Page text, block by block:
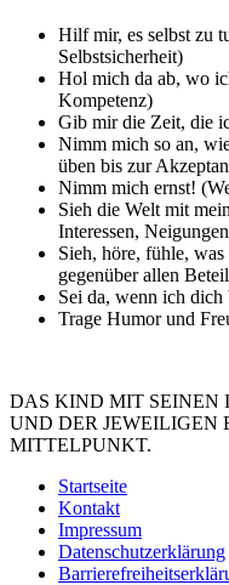
Hilf mir, es selbst zu
Selbstsicherheit)
Hol mich da ab, wo
Kompetenz)
Gib mir die Zeit, die
Nimm mich so an,
üben bis zur
Nimm mich ernst!
Sieh die Welt mit
Interessen,
Sieh, höre, fühle,
gegenüber allen
Sei da, wenn ich
Trage Humor und
DAS KIND MIT SEINEN
UND DER JEWEILIGEN
MITTELPUNKT.
Startseite
Kontakt
Impressum
Datenschutzerklärung